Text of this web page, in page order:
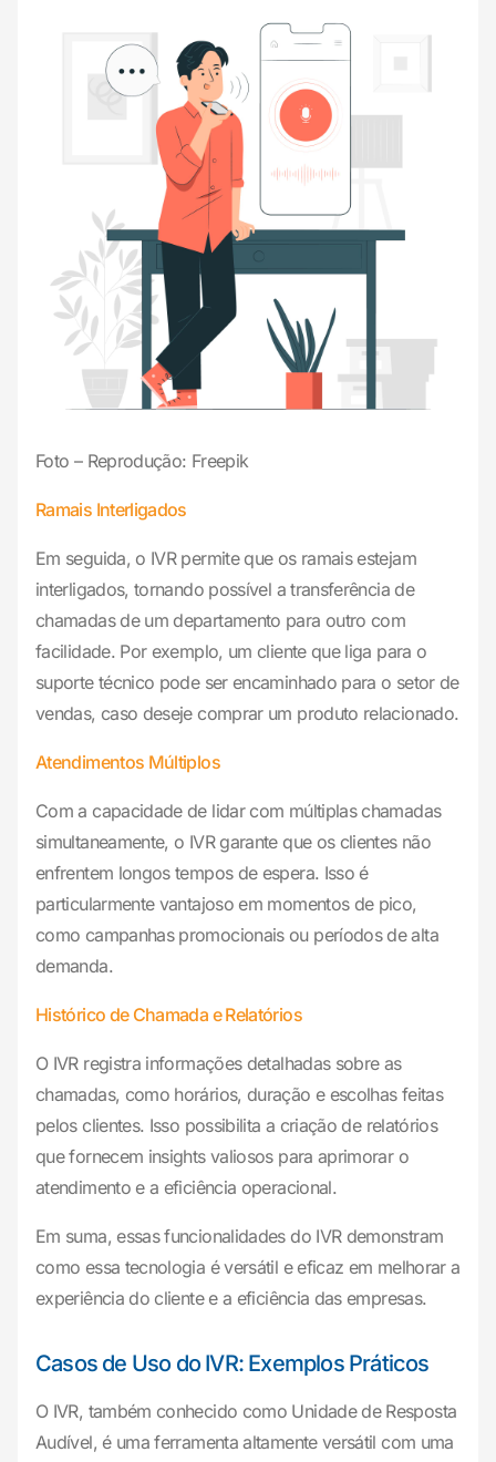
Foto – Reprodução: Freepik
Ramais Interligados
Em seguida, o IVR permite que os ramais estejam
interligados, tornando possível a transferência de
chamadas de um departamento para outro com
facilidade. Por exemplo, um cliente que liga para o
suporte técnico pode ser encaminhado para o setor de
vendas, caso deseje comprar um produto relacionado.
Atendimentos Múltiplos
Com a capacidade de lidar com múltiplas chamadas
simultaneamente, o IVR garante que os clientes não
enfrentem longos tempos de espera. Isso é
particularmente vantajoso em momentos de pico,
como campanhas promocionais ou períodos de alta
demanda.
Histórico de Chamada e Relatórios
O IVR registra informações detalhadas sobre as
chamadas, como horários, duração e escolhas feitas
pelos clientes. Isso possibilita a criação de relatórios
que fornecem insights valiosos para aprimorar o
atendimento e a eficiência operacional.
Em suma, essas funcionalidades do IVR demonstram
como essa tecnologia é versátil e eficaz em melhorar a
experiência do cliente e a eficiência das empresas.
Casos de Uso do IVR: Exemplos Práticos
O IVR, também conhecido como Unidade de Resposta
Audível, é uma ferramenta altamente versátil com uma